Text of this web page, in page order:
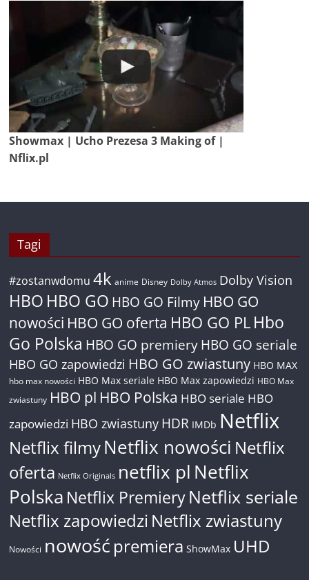
Showmax | Ucho Prezesa 3 Making of |
Nflix.pl
Tagi
#zostanwdomu 4k anime Disney Dolby Atmos Dolby Vision
HBO HBO GO HBO GO Filmy HBO GO
nowości HBO GO oferta HBO GO PL Hbo
Go Polska HBO GO premiery HBO GO seriale
HBO GO zapowiedzi HBO GO zwiastuny HBO MAX
hbo max nowości HBO Max seriale HBO Max zapowiedzi HBO Max
zwiastuny HBO pl HBO Polska HBO seriale HBO
zapowiedzi HBO zwiastuny HDR IMDb Netflix
Netflix filmyNetflix nowości Netflix
oferta Netflix Originals netflix pl Netflix
Polska Netflix PremieryNetflix seriale
Netflix zapowiedzi Netflix zwiastuny
Nowości nowość premiera ShowMax UHD